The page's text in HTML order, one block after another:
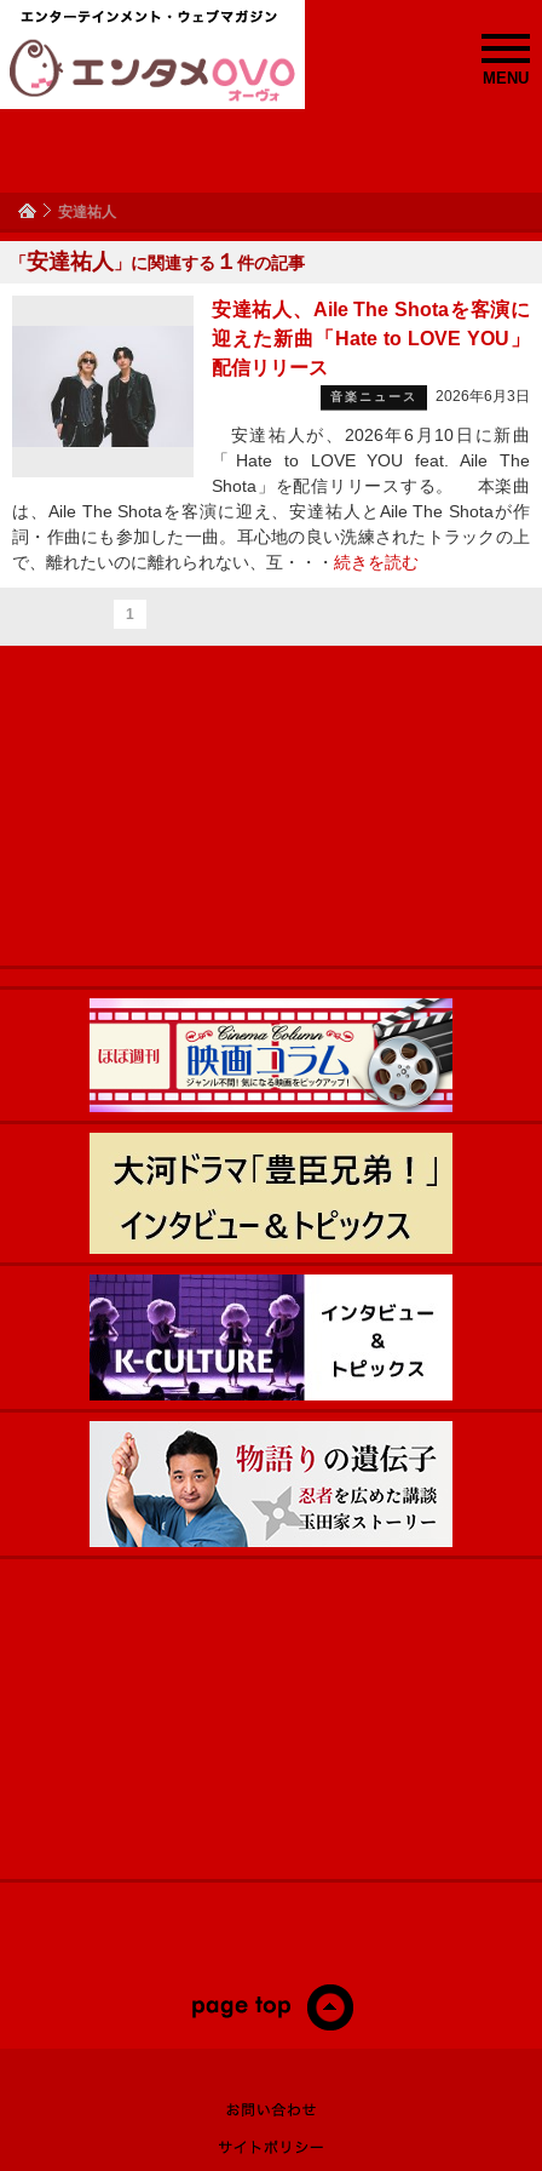
MENU
安達祐人
「安達祐人 」に関連する １ 件の記事
安達祐人、Aile The Shotaを客演に
迎えた新曲「Hate to LOVE YOU」
配信リリース
音楽ニュース 2026年6月3日
安達祐人が、2026年6月10日に新曲
「Hate to LOVE YOU feat. Aile The
Shota」を配信リリースする。 本楽曲
は、Aile The Shotaを客演に迎え、安達祐人とAile The Shotaが作
詞・作曲にも参加した一曲。耳心地の良い洗練されたトラックの上
で、離れたいのに離れられない、互・・・ 続きを読む
1